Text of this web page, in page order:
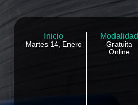
Inicio
Martes 14, Enero
Modalidad
Gratuita
Online